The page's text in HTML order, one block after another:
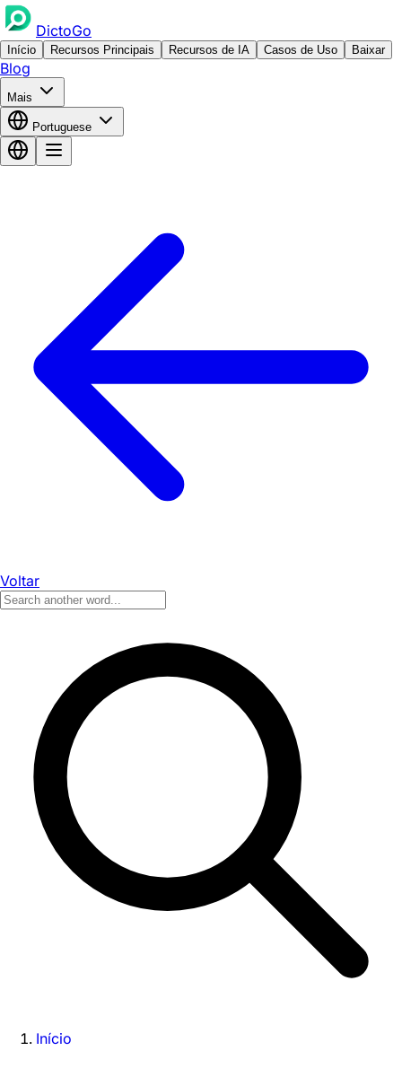
DictoGo
Início Recursos Principais Recursos de IA Casos de Uso Baixar
Blog
Mais
Portuguese
Voltar
Início